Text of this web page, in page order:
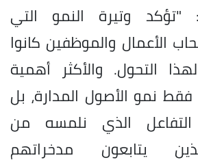
وتيرة النمو التي
الأعمال والموظفين كانوا
التحول. والأكثر أهمية
فقط نمو الأصول المدارة، بل
الذي نلمسه من
يتابعون مدخراتهم